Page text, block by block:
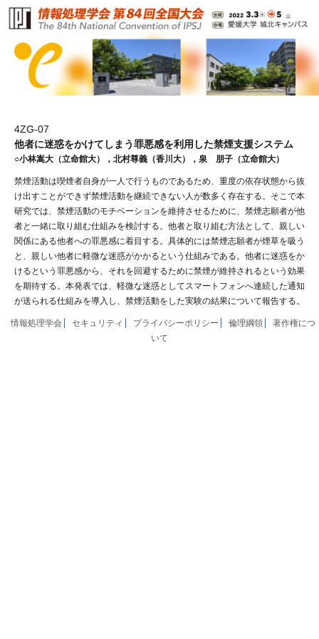
4ZG-07
他者に迷惑をかけてしまう罪悪感を利用した禁煙支援システム
○小林嵩大（立命館大），北村尊義（香川大），泉 朋子（立命館大）
禁煙活動は喫煙者自身が一人で行うものであるため、重度の依存状態から抜
け出すことができず禁煙活動を継続できない人が数多く存在する。そこで本
研究では、禁煙活動のモチベーションを維持させるために、禁煙志願者が他
者と一緒に取り組む仕組みを検討する。他者と取り組む方法として、親しい
関係にある他者への罪悪感に着目する。具体的には禁煙志願者が煙草を吸う
と、親しい他者に軽微な迷惑がかかるという仕組みである。他者に迷惑をか
けるという罪悪感から、それを回避するために禁煙が維持されるという効果
を期待する。本発表では、軽微な迷惑としてスマートフォンへ連続した通知
が送られる仕組みを導入し、禁煙活動をした実験の結果について報告する。
情報処理学会 セキュリティ プライバシーポリシー 倫理綱領
著作権につ
いて